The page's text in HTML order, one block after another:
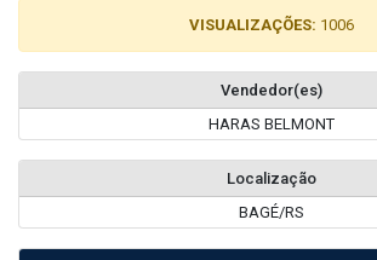
VISUALIZAÇÕES: 1006
Vendedor(es)
HARAS BELMONT
Localização
BAGÉ/RS